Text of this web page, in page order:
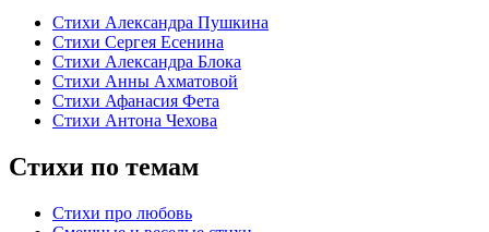
Стихи Александра Пушкина
Стихи Сергея Есенина
Стихи Александра Блока
Стихи Анны Ахматовой
Стихи Афанасия Фета
Стихи Антона Чехова
Стихи по темам
Стихи про любовь